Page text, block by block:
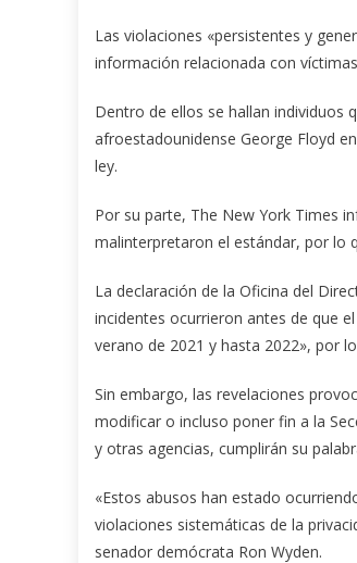
Las violaciones «persistentes y
información relacionada con
Dentro de ellos se hallan individuos
afroestadounidense George Floyd
ley.
Por su parte, The New York Times
malinterpretaron el estándar, por lo
La declaración de la Oficina del
incidentes ocurrieron antes de que
verano de 2021 y hasta 2022», por
Sin embargo, las revelaciones
modificar o incluso poner fin a la
y otras agencias, cumplirán su
«Estos abusos han estado
violaciones sistemáticas de la
senador demócrata Ron Wyden.